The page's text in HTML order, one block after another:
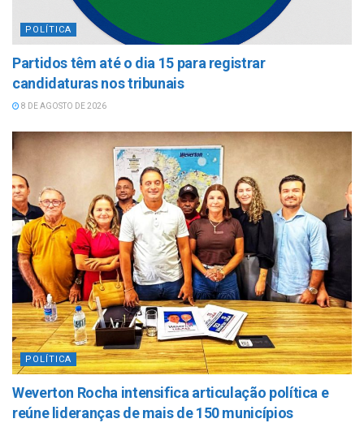
POLÍTICA
Partidos têm até o dia 15 para registrar
candidaturas nos tribunais
8 DE AGOSTO DE 2026
POLÍTICA
Weverton Rocha intensifica articulação política e
reúne lideranças de mais de 150 municípios